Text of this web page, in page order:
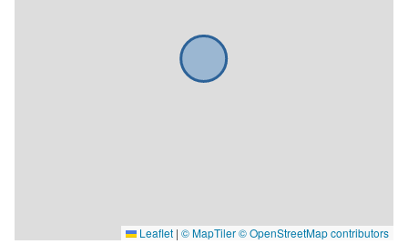
Leaflet | © MapTiler© OpenStreetMap contributors